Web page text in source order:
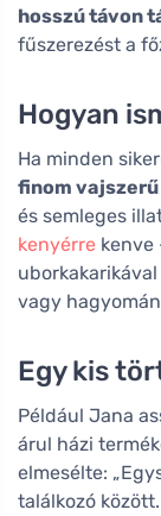
hosszú távon
fűszerezést a
Hogyan
Ha minden
finom vajszerű
és semleges
kenyérre kenve
vagy
Egy kis
Például Jana
árul házi
elmesélte:
találkozó